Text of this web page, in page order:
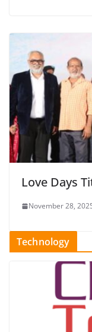
Love Days
November 28,
Technology